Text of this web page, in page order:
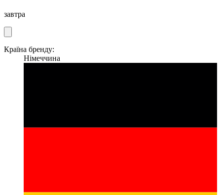
завтра
Країна бренду:
Німеччина